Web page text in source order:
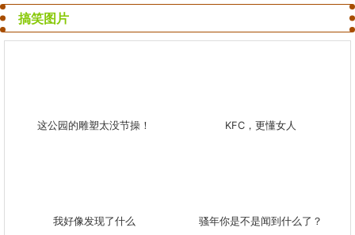
搞笑图片
这公园的雕塑太没节操！ KFC，更懂女人
我好像发现了什么 骚年你是不是闻到什么了？